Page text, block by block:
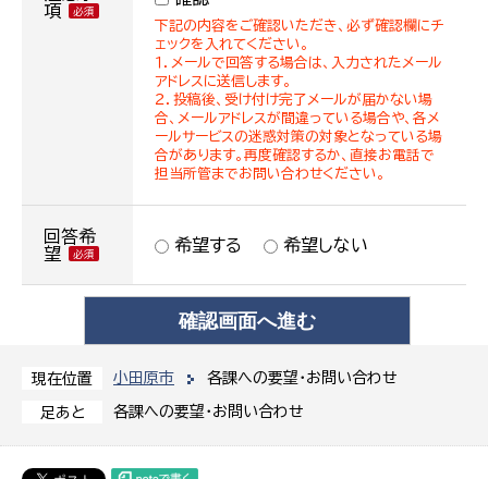
現在位置 小田原市 各課への要望・お問い合わせ
足あと 各課への要望・お問い合わせ
項
下記の内容をご確認いただき、必ず確認欄にチ
ェックを入れてください。
１．メールで回答する場合は、入力されたメール
アドレスに送信します。
２．投稿後、受け付け完了メールが届かない場
合、メールアドレスが間違っている場合や、各メ
ールサービスの迷惑対策の対象となっている場
合があります。再度確認するか、直接お電話で
担当所管までお問い合わせください。
回答希
望
希望する 希望しない